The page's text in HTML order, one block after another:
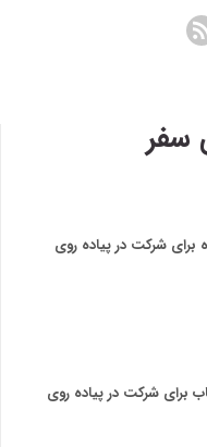
سفر
شرکت در پیاده روی
برای شرکت در پیاده روی